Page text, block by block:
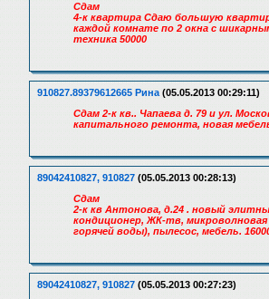
Сдам
4-к квартира Сдаю большую
каждой комнате по 2 окна с
техника 50000
910827.89379612665 Рина (05.05.2013 00:29:11)
Сдам 2-к кв.. Чапаева д. 79 и ул.
капитального ремонта, новая
89042410827, 910827 (05.05.2013 00:28:13)
Сдам
2-к кв Антонова, д.24 . новый
кондиционер, ЖК-тв,
горячей воды), пылесос, мебель.
89042410827, 910827 (05.05.2013 00:27:23)